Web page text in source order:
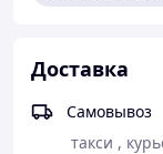
Доставка
Самовывоз
такси ,